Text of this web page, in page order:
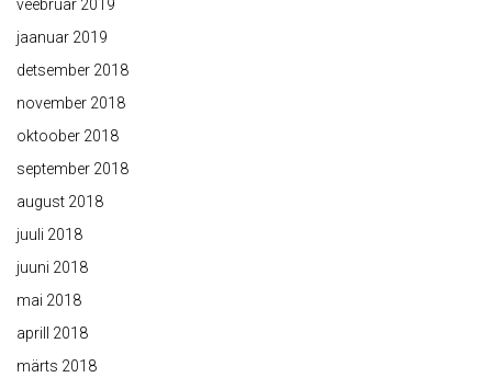
veebruar 2019
jaanuar 2019
detsember 2018
november 2018
oktoober 2018
september 2018
august 2018
juuli 2018
juuni 2018
mai 2018
aprill 2018
märts 2018